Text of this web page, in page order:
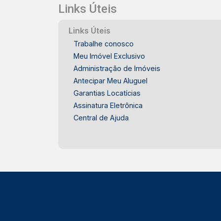
Links Úteis
Links Úteis
Trabalhe conosco
Meu Imóvel Exclusivo
Administração de Imóveis
Antecipar Meu Aluguel
Garantias Locatícias
Assinatura Eletrônica
Central de Ajuda